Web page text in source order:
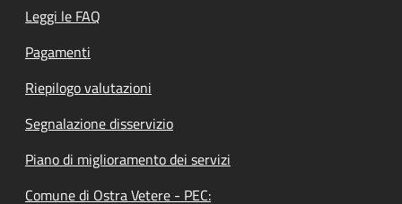
Leggi le FAQ
Pagamenti
Riepilogo valutazioni
Segnalazione disservizio
Piano di miglioramento dei servizi
Comune di Ostra Vetere - PEC: